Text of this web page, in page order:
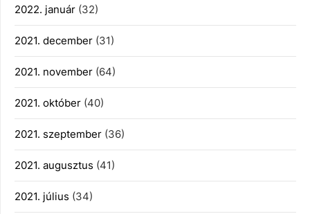
2022. január (32)
2021. december (31)
2021. november (64)
2021. október (40)
2021. szeptember (36)
2021. augusztus (41)
2021. július (34)